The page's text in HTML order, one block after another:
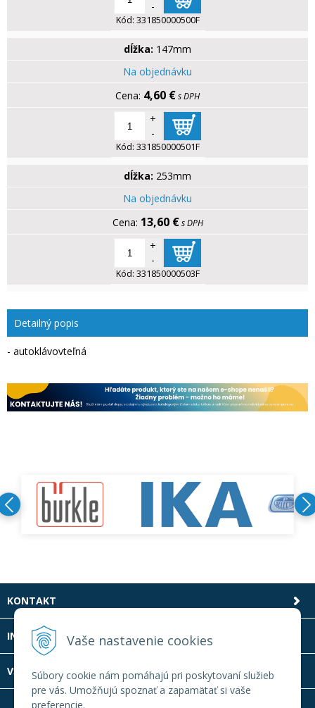
Vaše nastavenie cookies
Súbory cookie nám pomáhajú pri poskytovaní služieb
pre vás. Umožňujú spoznať a zapamätať si vaše
preferencie.
-
Kód: 331850000500F
dĺžka: 147mm
Na objednávku
4,60 €s DPH
+
-
Kód: 331850000501F
dĺžka: 253mm
Na objednávku
13,60 € s DPH
+
-
Kód: 331850000503F
Detailný popis
- autoklávovteľná
KONTAKT
INFOLINKA
VŠETKO O NÁKUPE